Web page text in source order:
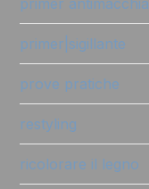
primer antimacchia
primer|sigillante
prove pratiche
restyling
ricolorare il legno